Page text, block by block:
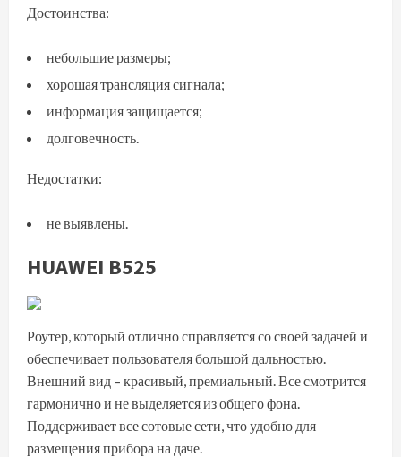
Достоинства:
небольшие размеры;
хорошая трансляция сигнала;
информация защищается;
долговечность.
Недостатки:
не выявлены.
HUAWEI B525
Роутер, который отлично справляется со своей задачей и
обеспечивает пользователя большой дальностью.
Внешний вид – красивый, премиальный. Все смотрится
гармонично и не выделяется из общего фона.
Поддерживает все сотовые сети, что удобно для
размещения прибора на даче.